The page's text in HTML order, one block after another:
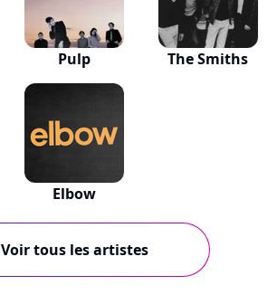
Pulp The Smiths
Elbow
Voir tous les artistes